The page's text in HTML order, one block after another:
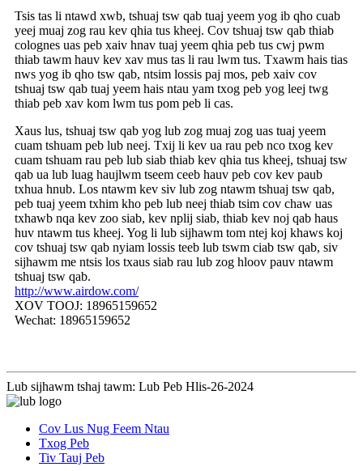
Tsis tas li ntawd xwb, tshuaj tsw qab tuaj yeem yog ib qho cuab
yeej muaj zog rau kev qhia tus kheej. Cov tshuaj tsw qab thiab
colognes uas peb xaiv hnav tuaj yeem qhia peb tus cwj pwm
thiab tawm hauv kev xav mus tas li rau lwm tus. Txawm hais tias
nws yog ib qho tsw qab, ntsim lossis paj mos, peb xaiv cov
tshuaj tsw qab tuaj yeem hais ntau yam txog peb yog leej twg
thiab peb xav kom lwm tus pom peb li cas.
Xaus lus, tshuaj tsw qab yog lub zog muaj zog uas tuaj yeem
cuam tshuam peb lub neej. Txij li kev ua rau peb nco txog kev
cuam tshuam rau peb lub siab thiab kev qhia tus kheej, tshuaj tsw
qab ua lub luag haujlwm tseem ceeb hauv peb cov kev paub
txhua hnub. Los ntawm kev siv lub zog ntawm tshuaj tsw qab,
peb tuaj yeem txhim kho peb lub neej thiab tsim cov chaw uas
txhawb nqa kev zoo siab, kev nplij siab, thiab kev noj qab haus
huv ntawm tus kheej. Yog li lub sijhawm tom ntej koj khaws koj
cov tshuaj tsw qab nyiam lossis teeb lub tswm ciab tsw qab, siv
sijhawm me ntsis los txaus siab rau lub zog hloov pauv ntawm
tshuaj tsw qab.
http://www.airdow.com/
XOV TOOJ: 18965159652
Wechat: 18965159652
Lub sijhawm tshaj tawm: Lub Peb Hlis-26-2024
Cov Lus Nug Feem Ntau
Txog Peb
Tiv Tauj Peb